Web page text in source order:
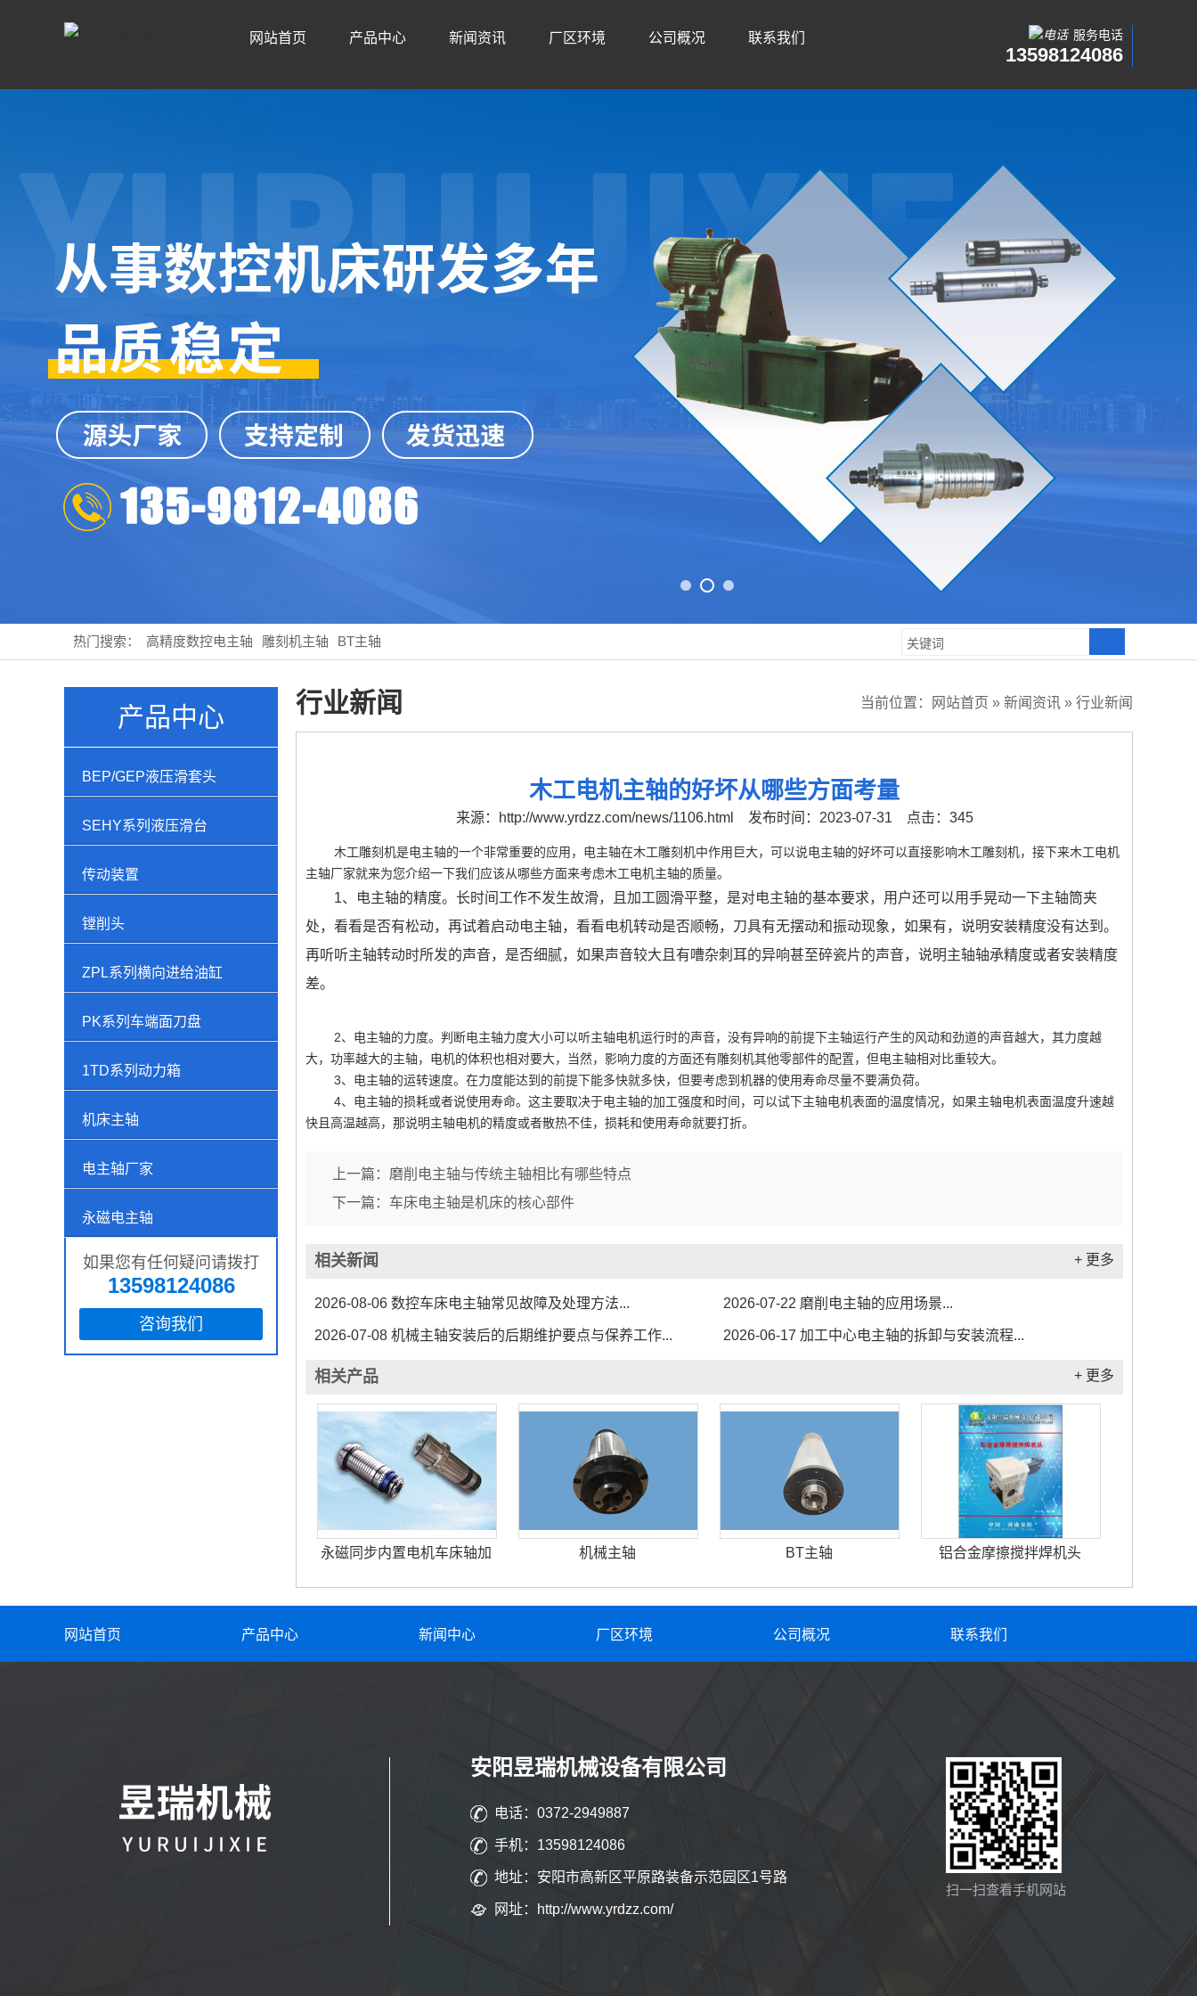
网站首页 产品中心 新闻资讯 厂区环境 公司概况 联系我们 服务电话
13598124086
热门搜索： 高精度数控电主轴 雕刻机主轴 BT主轴
产品中心
BEP/GEP液压滑套头
SEHY系列液压滑台
传动装置
镗削头
ZPL系列横向进给油缸
PK系列车端面刀盘
1TD系列动力箱
机床主轴
电主轴厂家
永磁电主轴
如果您有任何疑问请拨打
13598124086
咨询我们
行业新闻 当前位置： 网站首页 » 新闻资讯 » 行业新闻
木工电机主轴的好坏从哪些方面考量
来源： http://www.yrdzz.com/news/1106.html 发布时间：2023-07-31 点击：345
木工雕刻机是电主轴的一个非常重要的应用，电主轴在木工雕刻机中作用巨大，可以说电主轴的好坏可以直接影响木工雕刻机，接下来木工电机
主轴厂家就来为您介绍一下我们应该从哪些方面来考虑木工电机主轴的质量。
1、电主轴的精度。长时间工作不发生故滑，且加工圆滑平整，是对电主轴的基本要求，用户还可以用手晃动一下主轴筒夹
处，看看是否有松动，再试着启动电主轴，看看电机转动是否顺畅，刀具有无摆动和振动现象，如果有，说明安装精度没有达到。
再听听主轴转动时所发的声音，是否细腻，如果声音较大且有嘈杂刺耳的异响甚至碎瓷片的声音，说明主轴轴承精度或者安装精度
差。
2、电主轴的力度。判断电主轴力度大小可以听主轴电机运行时的声音，没有异响的前提下主轴运行产生的风动和劲道的声音越大，其力度越
大，功率越大的主轴，电机的体积也相对要大，当然，影响力度的方面还有雕刻机其他零部件的配置，但电主轴相对比重较大。
3、电主轴的运转速度。在力度能达到的前提下能多快就多快，但要考虑到机器的使用寿命尽量不要满负荷。
4、电主轴的损耗或者说使用寿命。这主要取决于电主轴的加工强度和时间，可以试下主轴电机表面的温度情况，如果主轴电机表面温度升速越
快且高温越高，那说明主轴电机的精度或者散热不佳，损耗和使用寿命就要打折。
上一篇： 磨削电主轴与传统主轴相比有哪些特点
下一篇： 车床电主轴是机床的核心部件
相关新闻 + 更多
2026-08-06 数控车床电主轴常见故障及处理方法... 2026-07-22 磨削电主轴的应用场景...
2026-07-08 机械主轴安装后的后期维护要点与保养工作... 2026-06-17 加工中心电主轴的拆卸与安装流程...
相关产品 + 更多
永磁同步内置电机车床轴加 机械主轴 BT主轴 铝合金摩擦搅拌焊机头
网站首页 产品中心 新闻中心 厂区环境 公司概况 联系我们
安阳昱瑞机械设备有限公司
电话：0372-2949887
手机：13598124086
地址：安阳市高新区平原路装备示范园区1号路
网址：http://www.yrdzz.com/
扫一扫查看手机网站